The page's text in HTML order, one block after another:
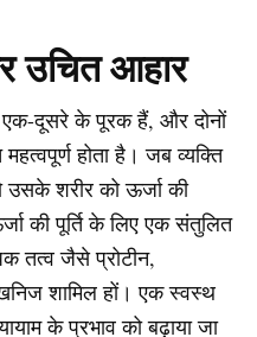
उचित आहार
एक-दूसरे के पूरक हैं, और दोनों
होता है। जब व्यक्ति
उसके शरीर को ऊर्जा की
की पूर्ति के लिए एक संतुलित
तत्व जैसे प्रोटीन,
खनिज शामिल हों। एक स्वस्थ
के प्रभाव को बढ़ाया जा